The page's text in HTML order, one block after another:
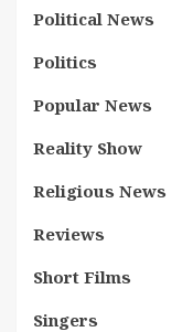
Political News
Politics
Popular News
Reality Show
Religious News
Reviews
Short Films
Singers